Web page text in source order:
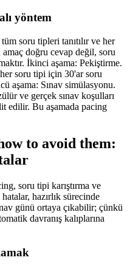
yöntem
soru tipleri tanıtılır ve her
doğru cevap değil, soru
İkinci aşama: Pekiştirme.
soru tipi için 30'ar soru
aşama: Sınav simülasyonu.
ve gerçek sınav koşulları
edilir. Bu aşamada pacing
to avoid them:
soru tipi karıştırma ve
hazırlık sürecinde
günü ortaya çıkabilir; çünkü
davranış kalıplarına